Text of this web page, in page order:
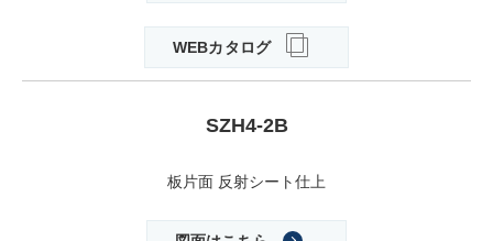
WEBカタログ
SZH4-2B
板片面 反射シート仕上